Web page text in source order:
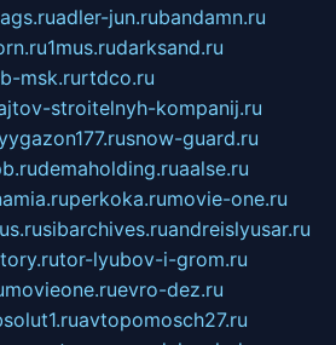
adler-jun.rubandamn.ru
1mus.rudarksand.ru
msk.rurtdco.ru
stroitelnyh-kompanij.ru
snow-guard.ru
demaholding.ruaalse.ru
perkoka.rumovie-one.ru
sibarchives.ruandreislyusar.ru
tor-lyubov-i-grom.ru
movieone.ruevro-dez.ru
avtopomosch27.ru